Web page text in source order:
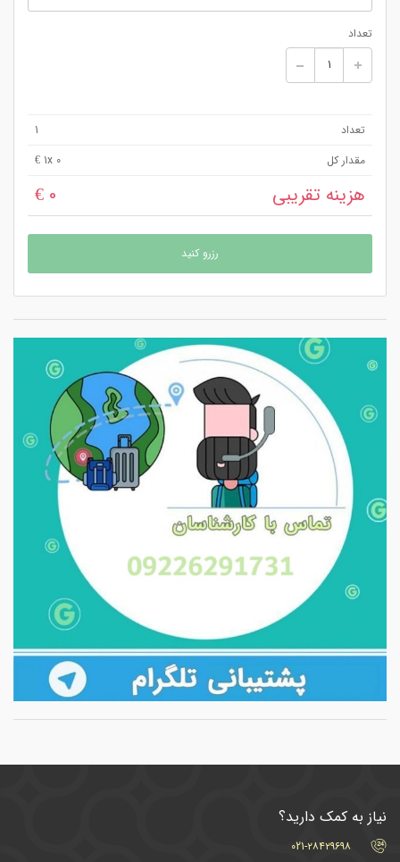
تعداد
تعداد
1
مقدار کل
1x 0 €
هزینه تقریبی 0 €
رزرو کنید
نیاز به کمک دارید؟
021-۲۸۴۲۹۶۹۸